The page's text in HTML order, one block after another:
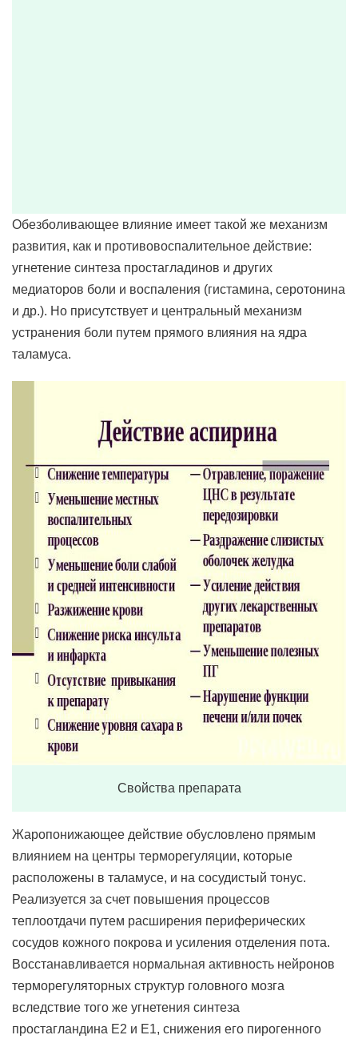
Обезболивающее влияние имеет такой же механизм
развития, как и противовоспалительное действие:
угнетение синтеза простагладинов и других
медиаторов боли и воспаления (гистамина, серотонина
и др.). Но присутствует и центральный механизм
устранения боли путем прямого влияния на ядра
таламуса.
Свойства препарата
Жаропонижающее действие обусловлено прямым
влиянием на центры терморегуляции, которые
расположены в таламусе, и на сосудистый тонус.
Реализуется за счет повышения процессов
теплоотдачи путем расширения периферических
сосудов кожного покрова и усиления отделения пота.
Восстанавливается нормальная активность нейронов
терморегуляторных структур головного мозга
вследствие того же угнетения синтеза
простагландина Е2 и Е1, снижения его пирогенного